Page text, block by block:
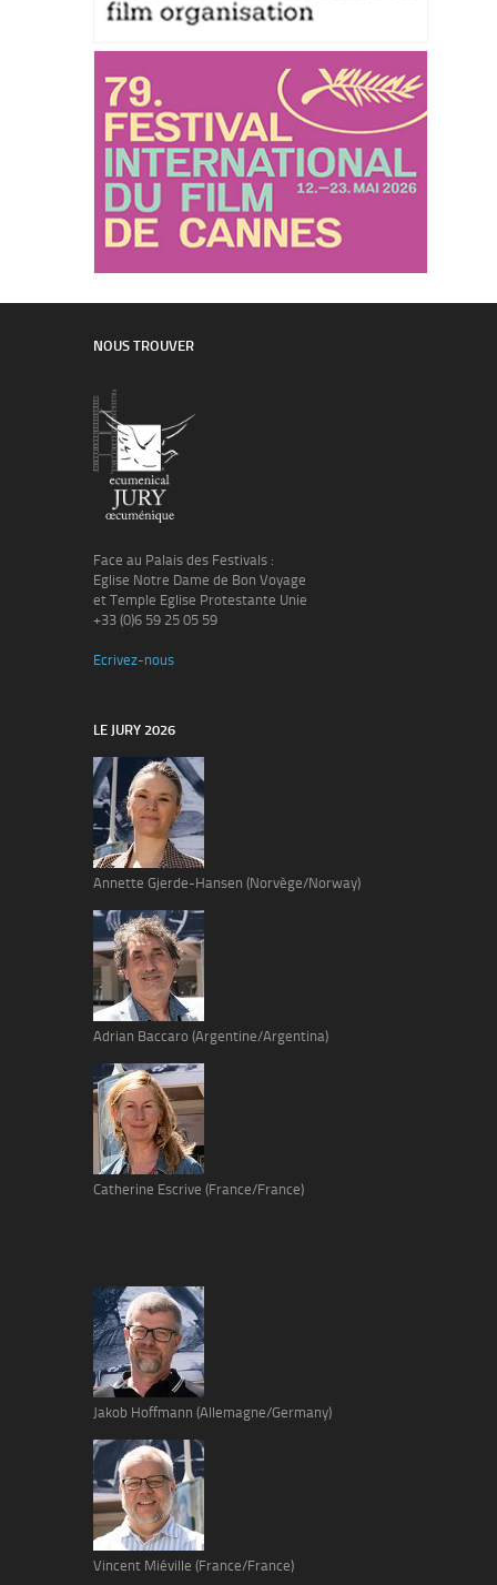
NOUS TROUVER
Face au Palais des Festivals :
Eglise Notre Dame de Bon Voyage
et Temple Eglise Protestante Unie
+33 (0)6 59 25 05 59
Ecrivez-nous
LE JURY 2026
Annette Gjerde-Hansen (Norvège/Norway)
Adrian Baccaro (Argentine/Argentina)
Catherine Escrive (France/France)
Jakob Hoffmann (Allemagne/Germany)
Vincent Miéville (France/France)